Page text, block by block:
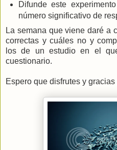
Difunde este
número significativo de
La semana que viene daré a
correctas y cuáles no y
los de un estudio en el
cuestionario.
Espero que disfrutes y gracias